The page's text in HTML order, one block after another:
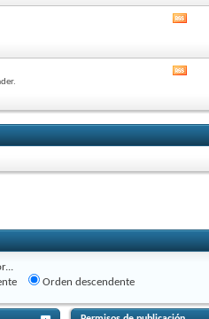
vía
vía
vía
feed
RSS
Orden descendente